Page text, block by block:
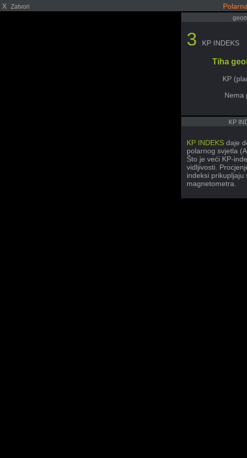
X Zatvori
3 KP INDEKS
Tiha
KP
Nema
KP
KP INDEKS daje
polarnog svjetla
Što je veći KP-
vidljivosti.
indeksi prikupljaju
magnetometra.